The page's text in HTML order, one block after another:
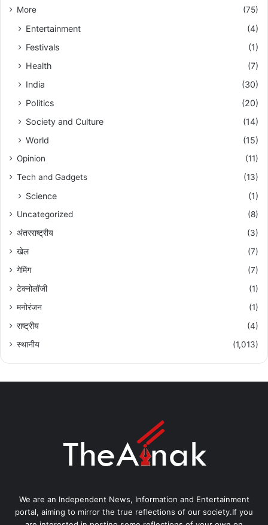
More (75)
Entertainment
(4)
Festivals
(1)
Health
(7)
India
(30)
Politics
(20)
Society and Culture
(14)
World
(15)
Opinion
(11)
Tech and Gadgets
(13)
Science (1)
Uncategorized
(8)
अंतरराष्ट्रीय
(3)
खेल
(7)
गेमिंग
(7)
टेक्नोलॉजी
(1)
मनोरंजन
(1)
राष्ट्रीय
(4)
स्थानीय
(1,013)
We are an Independent News, Information and Entertainment
portal, aiming to mirror the true reflections of our society.If you